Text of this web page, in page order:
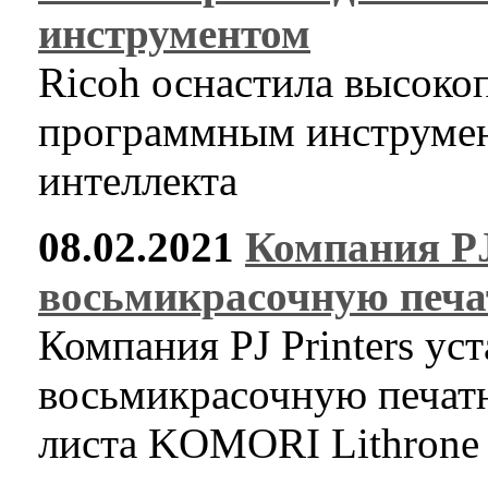
инструментом
Ricoh оснастила
программным
интеллекта
08.02.2021 Компания
восьмикрасочную
Компания PJ Printers
восьмикрасочную
листа KOMORI Lithrone